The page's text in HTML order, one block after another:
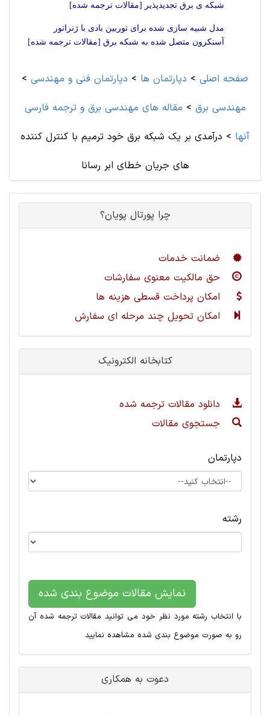
شبکه ی برق تجدیدپذیر [مقالات ترجمه شده]
مدل شبیه سازی شده برای توربین بادی با ژنراتور
آسنکرون متصل شده به شبکه برق [مقالات ترجمه شده]
صفحه اصلی > دپارتمان ها > دپارتمان فنی و مهندسی >
مهندسی برق > مقاله های مهندسی برق و ترجمه فارسی
آنها > درآمدی بر یک شبکه برق خود ترمیم با کنترل کننده
های جریان خطای ابر رسانا
چرا پورتال پویان؟
ضمانت خدمات
حق مالکیت معنوی سفارشات
امکان پرداخت قسطی هزینه ها
امکان تحویل چند مرحله ای سفارش
کتابخانه الکترونیک
دانلود مقالات ترجمه شده
جستجوی مقالات
دپارتمان
رشته
نمایش مقالات موضوع بندی شده
با انتخاب رشته مورد نظر خود می توانید مقالات ترجمه شده آن
رو به صورت موضوع بندی شده مشاهده نمایید
دعوت به همکاری